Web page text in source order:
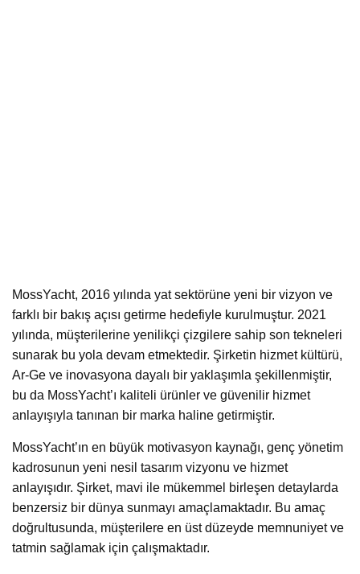
MossYacht, 2016 yılında yat sektörüne yeni bir vizyon ve
farklı bir bakış açısı getirme hedefiyle kurulmuştur. 2021
yılında, müşterilerine yenilikçi çizgilere sahip son tekneleri
sunarak bu yola devam etmektedir. Şirketin hizmet kültürü,
Ar-Ge ve inovasyona dayalı bir yaklaşımla şekillenmiştir,
bu da MossYacht’ı kaliteli ürünler ve güvenilir hizmet
anlayışıyla tanınan bir marka haline getirmiştir.
MossYacht’ın en büyük motivasyon kaynağı, genç yönetim
kadrosunun yeni nesil tasarım vizyonu ve hizmet
anlayışıdır. Şirket, mavi ile mükemmel birleşen detaylarda
benzersiz bir dünya sunmayı amaçlamaktadır. Bu amaç
doğrultusunda, müşterilere en üst düzeyde memnuniyet ve
tatmin sağlamak için çalışmaktadır.